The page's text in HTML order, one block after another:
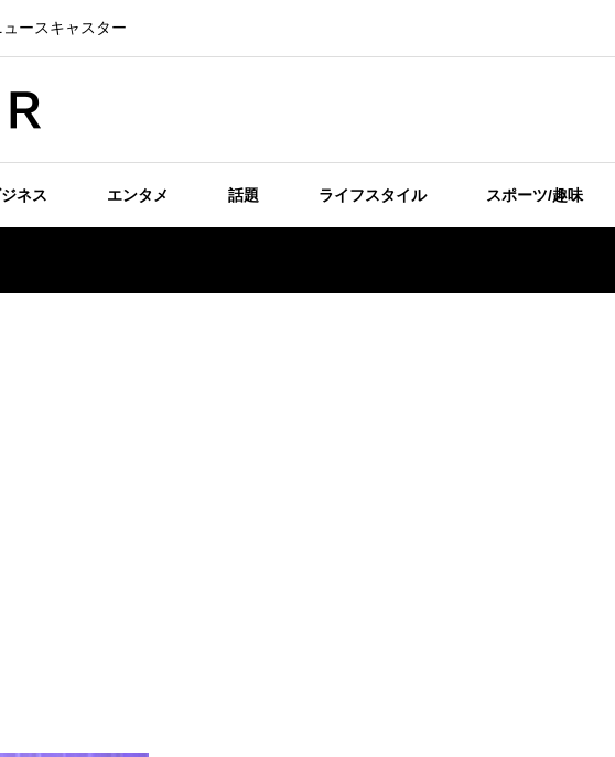
ースキャスター
ネス エンタメ 話題 ライフスタイル スポーツ/趣味